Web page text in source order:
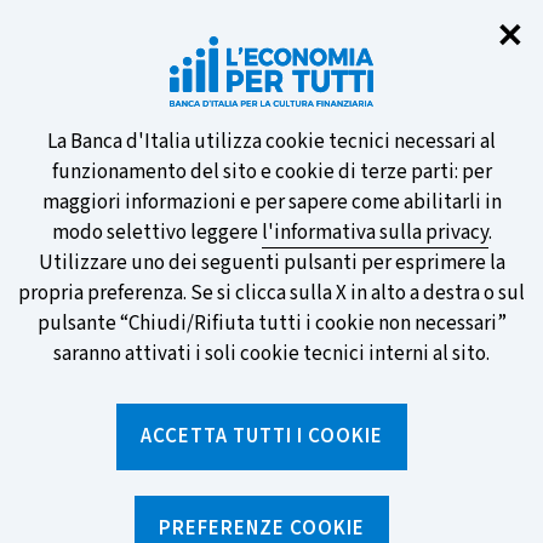
✕
Informativa
sui
cookie
La Banca d'Italia utilizza cookie tecnici necessari al
funzionamento del sito e cookie di terze parti: per
maggiori informazioni e per sapere come abilitarli in
modo selettivo leggerel'informativa sulla privacy.
Utilizzare uno dei seguenti pulsanti per esprimere la
propria preferenza. Se si clicca sulla X in alto a destra o sul
pulsante “Chiudi/Rifiuta tutti i cookie non necessari”
saranno attivati i soli cookie tecnici interni al sito.
ACCETTA TUTTI I COOKIE
PREFERENZE COOKIE
Partecipa al sondaggio della BCE
sulle nuove banconote e vota la tua
preferita!
SCOPRI DI PIÙ